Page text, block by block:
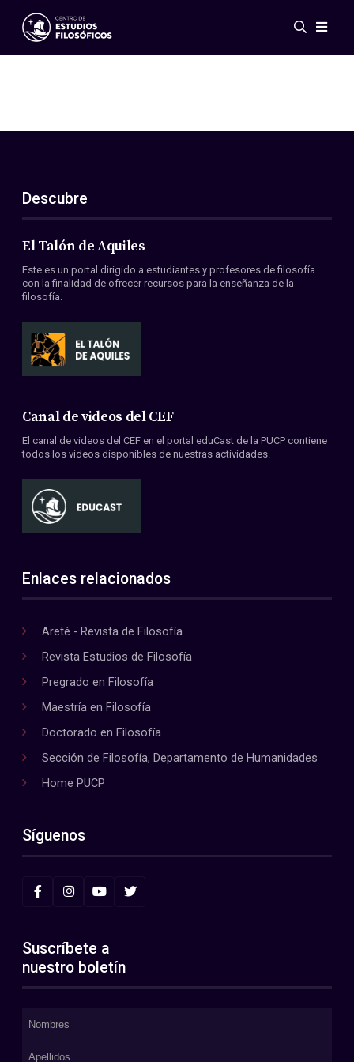
Eventos
ES
EN
Acerca de nosotros
Miembros
Convenios
Descubre
El Talón de Aquiles
Este es un portal dirigido a estudiantes y profesores de filosofía
con la finalidad de ofrecer recursos para la enseñanza de la
filosofía.
Canal de videos del CEF
El canal de videos del CEF en el portal eduCast de la PUCP contiene
todos los videos disponibles de nuestras actividades.
Enlaces relacionados
Areté - Revista de Filosofía
Revista Estudios de Filosofía
Pregrado en Filosofía
Maestría en Filosofía
Doctorado en Filosofía
Sección de Filosofía, Departamento de Humanidades
Home PUCP
Síguenos
Suscríbete a
nuestro boletín